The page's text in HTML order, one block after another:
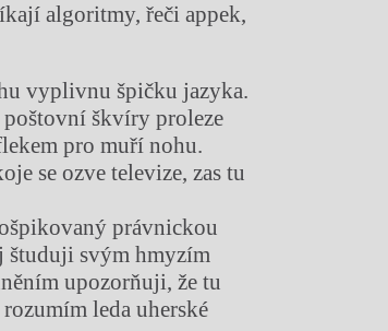
algoritmy, řeči appek,
vyplivnu špičku jazyka.
poštovní škvíry proleze
pro muří nohu.
se ozve televize, zas tu
právnickou
študuji svým hmyzím
upozorňuji, že tu
leda uherské